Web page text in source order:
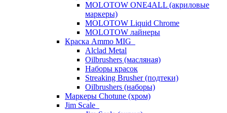
MOLOTOW ONE4ALL (акриловые
маркеры)
MOLOTOW Liquid Chrome
MOLOTOW лайнеры
Краска Ammo MIG
Alclad Metal
Oilbrushers (масляная)
Наборы красок
Streaking Brusher (подтеки)
Oilbrushers (наборы)
Маркеры Chotune (хром)
Jim Scale